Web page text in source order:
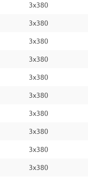
3x380
3x380
3x380
3x380
3x380
3x380
3x380
3x380
3x380
3x380